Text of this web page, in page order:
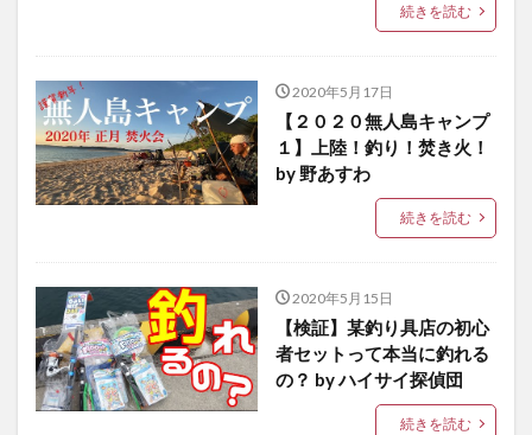
続きを読む
2020年5月17日
【２０２０無人島キャンプ
１】上陸！釣り！焚き火！
by 野あすわ
続きを読む
2020年5月15日
【検証】某釣り具店の初心
者セットって本当に釣れる
の？ by ハイサイ探偵団
続きを読む